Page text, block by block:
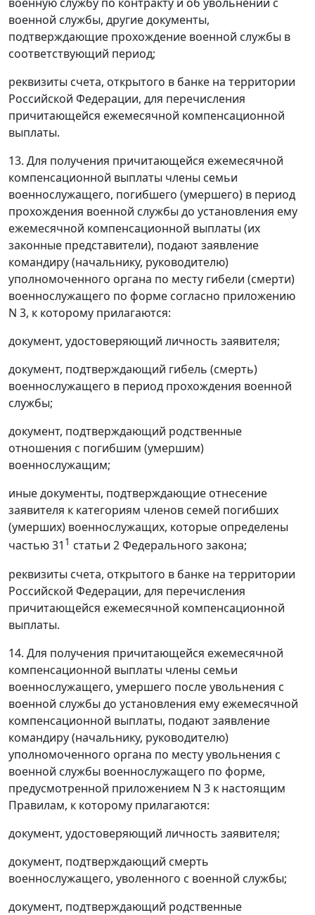
военной службы, другие документы,
подтверждающие прохождение военной службы в
соответствующий период;
реквизиты счета, открытого в банке на территории
Российской Федерации, для перечисления
причитающейся ежемесячной компенсационной
выплаты.
13. Для получения причитающейся ежемесячной
компенсационной выплаты члены семьи
военнослужащего, погибшего (умершего) в период
прохождения военной службы до установления ему
ежемесячной компенсационной выплаты (их
законные представители), подают заявление
командиру (начальнику, руководителю)
уполномоченного органа по месту гибели (смерти)
военнослужащего по форме согласно приложению
N 3, к которому прилагаются:
документ, удостоверяющий личность заявителя;
документ, подтверждающий гибель (смерть)
военнослужащего в период прохождения военной
службы;
документ, подтверждающий родственные
отношения с погибшим (умершим)
военнослужащим;
иные документы, подтверждающие отнесение
заявителя к категориям членов семей погибших
(умерших) военнослужащих, которые определены
частью 31 1 статьи 2 Федерального закона;
реквизиты счета, открытого в банке на территории
Российской Федерации, для перечисления
причитающейся ежемесячной компенсационной
выплаты.
14. Для получения причитающейся ежемесячной
компенсационной выплаты члены семьи
военнослужащего, умершего после увольнения с
военной службы до установления ему ежемесячной
компенсационной выплаты, подают заявление
командиру (начальнику, руководителю)
уполномоченного органа по месту увольнения с
военной службы военнослужащего по форме,
предусмотренной приложением N 3 к настоящим
Правилам, к которому прилагаются:
документ, удостоверяющий личность заявителя;
документ, подтверждающий смерть
военнослужащего, уволенного с военной службы;
документ, подтверждающий родственные